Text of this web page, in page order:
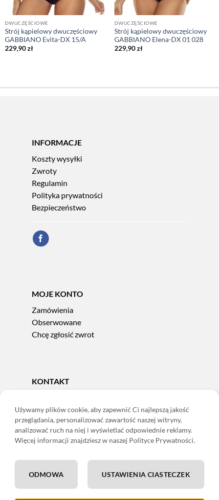
DWUCZĘŚCIOWE
Strój kąpielowy dwuczęściowy
GABBIANO Evita-DX 15/A
229,90zł
DWUCZĘŚCIOWE
Strój kąpielowy dwuczęściowy
GABBIANO Elena-DX 01 028
229,90zł
INFORMACJE
Koszty wysyłki
Zwroty
Regulamin
Polityka prywatności
Bezpieczeństwo
MOJE KONTO
Zamówienia
Obserwowane
Chcę zgłosić zwrot
KONTAKT
e-mail:sklep@adoris.pl
poniedziałek - piątek 8:00-16:00
Adoris Dorota Święcka
58-502 Jelenia Góra
Używamy plików cookie, aby zapewnić Ci najlepszą jakość
przeglądania, personalizować zawartość naszej witryny,
analizować ruch na niej i wyświetlać odpowiednie reklamy.
Więcej informacji znajdziesz w naszej Polityce Prywatności.
USTAWIENIA CIASTECZEK
ODMOWA